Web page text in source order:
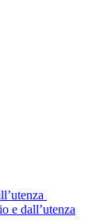
e dall’utenza